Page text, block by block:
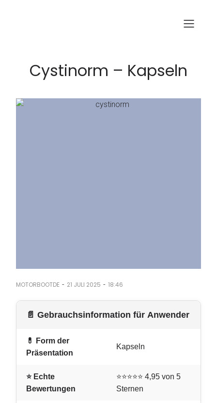
Cystinorm – Kapseln
MOTORBOOTDE - 21 JULI 2025 - 18:46
📄 Gebrauchsinformation für Anwender
💊 Form der
Präsentation
Kapseln
⭐ Echte
Bewertungen
⭐⭐⭐⭐⭐ 4,95 von 5
Sternen